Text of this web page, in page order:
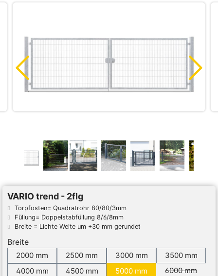
VARIO trend - 2flg
Torpfosten= Quadratrohr 80/80/3mm
Füllung= Doppelstabfüllung 8/6/8mm
Breite = Lichte Weite um +30 mm gerundet
Breite
2000 mm 2500 mm 3000 mm
3500 mm
4000 mm
4500 mm 5000 mm 6000 mm